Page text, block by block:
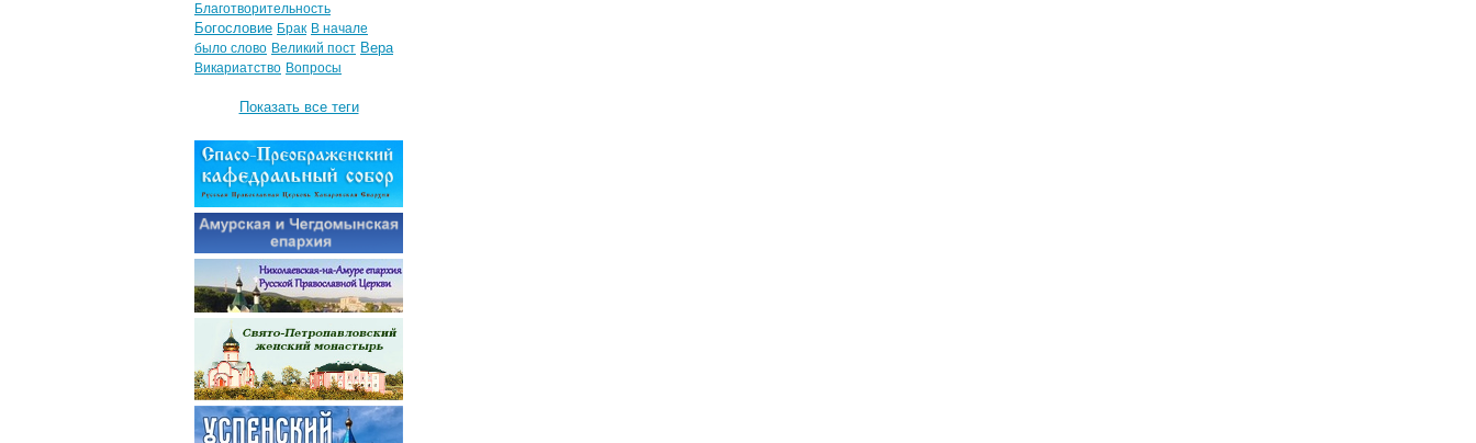
Благотворительность
Богословие Брак В начале
было слово Великий пост Вера
Викариатство Вопросы
Показать все теги